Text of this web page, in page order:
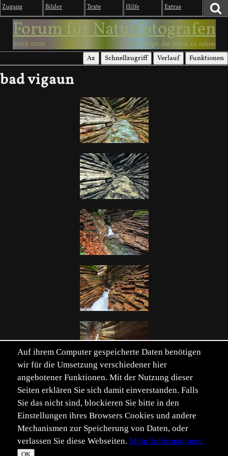
Zugang Bilder Texte Hilfe Extras
Forum für Naturfotografen
2003-2026 1000 Wege, die Natur zu sehen
Az Schnellzugriff Verlauf Funktionen
bad vigaun
Verwandte Schlüsselwörter einblenden
Auf ihrem Computer gespeicherte Daten benötigen
wir für die Umsetzung verschiedener hier
angebotener Funktionen. Mit der Nutzung dieser
Seiten erklären Sie sich damit einverstanden. Falls
Sie das nicht sind, blockieren Sie bitte in den
Einstellungen ihres Browsers Cookies und andere
Mechanismen zur Speicherung von Daten, oder
verlassen Sie diese Webseiten. Mehr Informationen.
OK